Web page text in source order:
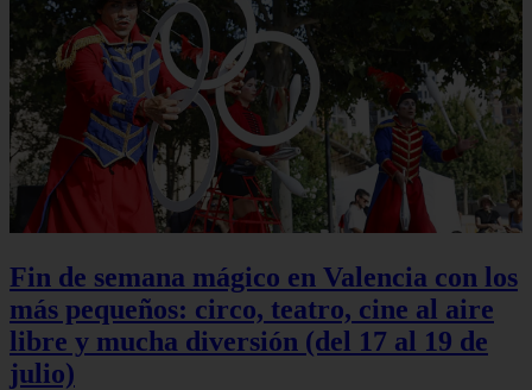
Fin de semana mágico en Valencia con los
más pequeños: circo, teatro, cine al aire
libre y mucha diversión (del 17 al 19 de
julio)